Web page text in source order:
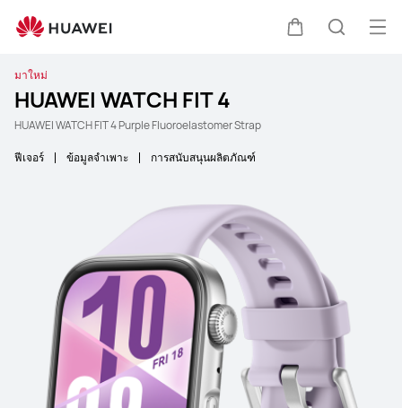
เปิ
มาใหม่
HUAWEI WATCH FIT 4
HUAWEI WATCH FIT 4 Purple Fluoroelastomer Strap
ฟีเจอร์ ข้อมูลจำเพาะ การสนับสนุนผลิตภัณฑ์